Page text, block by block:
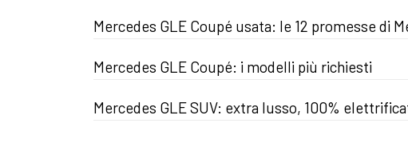
Mercedes GLE Coupé usata: le 12 promesse di
Mercedes GLE Coupé: i modelli più richiesti
Mercedes GLE SUV: extra lusso, 100%